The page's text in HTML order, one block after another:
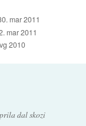
mar 2011
mar 2011
2010
dal skozi